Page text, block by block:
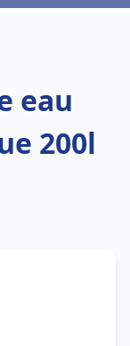
eau
200l